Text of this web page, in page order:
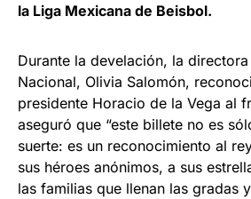
la Liga Mexicana de Beisbol.
Durante la develación, la
Nacional, Olivia Salomón,
presidente Horacio de la Vega al
aseguró que “este billete no es
suerte: es un reconocimiento al
sus héroes anónimos, a sus
las familias que llenan las gradas